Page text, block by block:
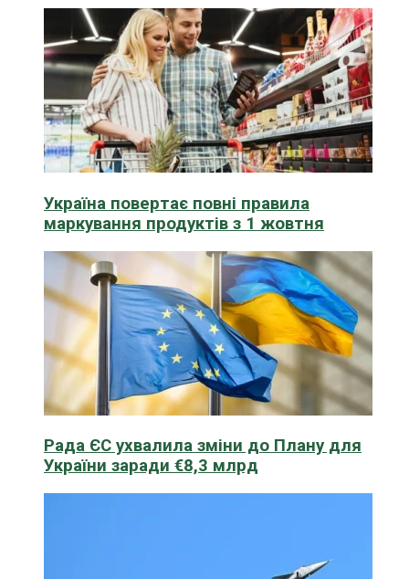
Україна повертає повні правила
маркування продуктів з 1 жовтня
Рада ЄС ухвалила зміни до Плану для
України заради €8,3 млрд